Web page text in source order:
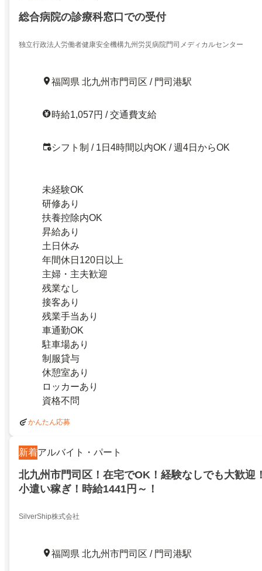
総合病院の診療科窓口での受付
独立行政法人労働者健康安全機構九州労災病院門司メディカルセンター
福岡県 北九州市門司区 / 門司港駅
時給1,057円 / 交通費支給
シフト制 / 1日4時間以内OK / 週4日からOK
未経験OK
研修あり
扶養控除内OK
昇給あり
土日休み
年間休日120日以上
主婦・主夫歓迎
残業なし
接客あり
残業手当あり
車通勤OK
駐車場あり
制服貸与
休憩室あり
ロッカーあり
資格不問
かんたん応募
新着アルバイト・パート
北九州市門司区！在宅でOK！経験なしでも大歓迎
小遣い稼ぎ！時給1441円～！
SilverShip株式会社
福岡県 北九州市門司区 / 門司港駅